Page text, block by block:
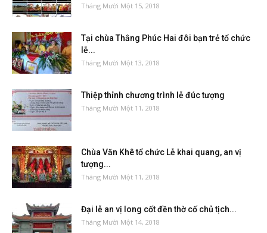
Tháng Mười Một 15, 2018
Tại chùa Thắng Phúc Hai đôi bạn trẻ tổ chức
lễ...
Tháng Mười Một 13, 2018
Thiệp thỉnh chương trình lễ đúc tượng
Tháng Mười Một 11, 2018
Chùa Văn Khê tổ chức Lễ khai quang, an vị
tượng...
Tháng Mười Một 11, 2018
Đại lễ an vị long cốt đền thờ cố chủ tịch...
Tháng Mười Một 14, 2018